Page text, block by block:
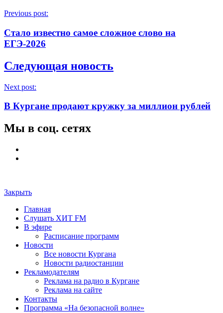
Previous post:
Стало известно самое сложное слово на
ЕГЭ-2026
Следующая новость
Next post:
В Кургане продают кружку за миллион рублей
Мы в соц. сетях
Закрыть
Главная
Слушать ХИТ FM
В эфире
Расписание программ
Новости
Все новости Кургана
Новости радиостанции
Рекламодателям
Реклама на радио в Кургане
Реклама на сайте
Контакты
Программа «На безопасной волне»